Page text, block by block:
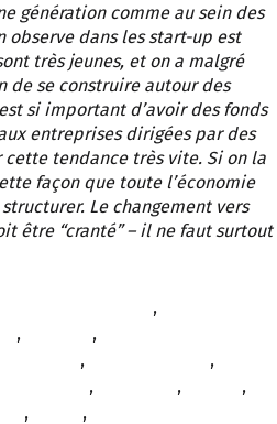
génération comme au sein des
observe dans les start-up est
très jeunes, et on a malgré
de se construire autour des
si important d’avoir des fonds
entreprises dirigées par des
tendance très vite. Si on la
façon que toute l’économie
Le changement vers
être “cranté” – il ne faut surtout
,
, ,
,
,
, ,
,
, ,